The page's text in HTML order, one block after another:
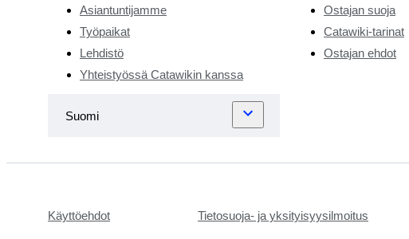
Asiantuntijamme
Työpaikat
Lehdistö
Yhteistyössä Catawikin kanssa
Ostajan suoja
Catawiki-tarinat
Ostajan ehdot
Käyttöehdot Tietosuoja- ja yksityisyysilmoitus